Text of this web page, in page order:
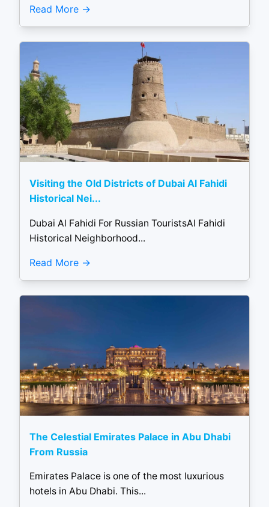
Read More
Visiting the Old Districts of Dubai Al Fahidi
Historical Nei...
Dubai Al Fahidi For Russian TouristsAl Fahidi
Historical Neighborhood...
Read More
The Celestial Emirates Palace in Abu Dhabi
From Russia
Emirates Palace is one of the most luxurious
hotels in Abu Dhabi. This...